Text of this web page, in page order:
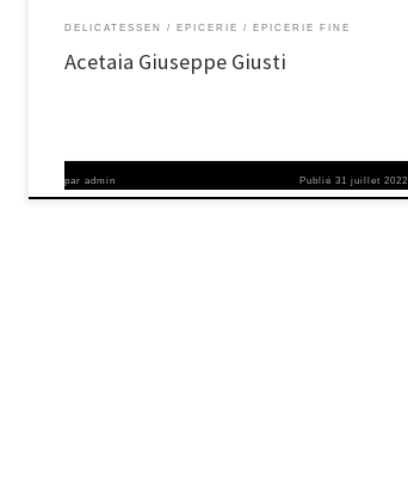
DELICATESSEN EPICERIE EPICERIE FINE
Acetaia Giuseppe Giusti
par admin Publié31 juillet 2022